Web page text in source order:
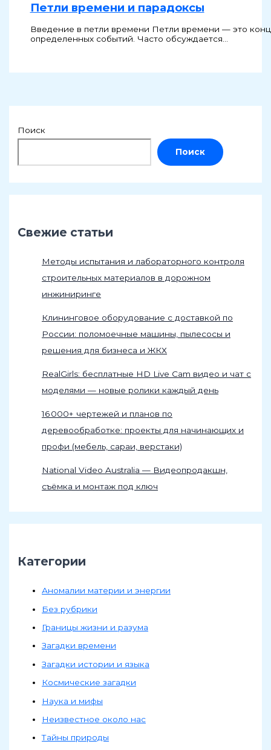
Петли времени и парадоксы
Введение в петли времени Петли времени — это
определенных событий. Часто обсуждается…
Поиск
Поиск
Свежие статьи
Методы испытания и лабораторного контроля
строительных материалов в дорожном
инжиниринге
Клининговое оборудование с доставкой по
России: поломоечные машины, пылесосы и
решения для бизнеса и ЖКХ
RealGirls: бесплатные HD Live Cam видео и чат с
моделями — новые ролики каждый день
16 000+ чертежей и планов по
деревообработке: проекты для начинающих и
профи (мебель, сараи, верстаки)
National Video Australia — Видеопродакшн,
съёмка и монтаж под ключ
Категории
Аномалии материи и энергии
Без рубрики
Границы жизни и разума
Загадки времени
Загадки истории и языка
Космические загадки
Наука и мифы
Неизвестное около нас
Тайны природы